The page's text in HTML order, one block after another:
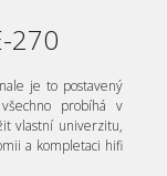
270
je to postavený
probíhá v
vlastní univerzitu,
a kompletaci hifi